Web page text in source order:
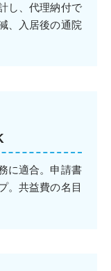
し、代理納付で
、入居後の通院
に適合。申請書
。共益費の名目